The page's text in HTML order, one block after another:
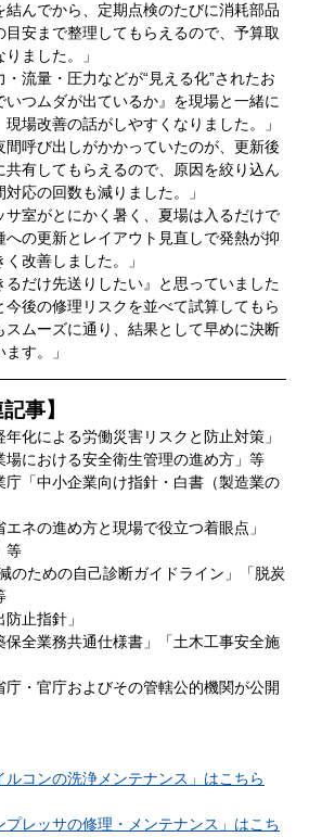
結んでから、定期点検のたびに消耗部品
安まで整理してもらえるので、予算取
ました。」
・流量・圧力などが“見える化”されたお
つムダが出ているか』を現場と一緒に
場改善の話がしやすくなりました。」
間呼び出しがかかっていたのが、更新後
共有してもらえるので、原因を絞り込ん
応の回数も減りました。」
サ室がとにかく暑く、夏場は入るだけで
の更新とレイアウト見直しで発熱が抑
改善しました。」
るだけ先送りしたい』と思っていました
後の修理リスクを並べて試算してもら
スムーズに通り、結果として早めに決断
す。」
事】
年化による労働災害リスクと防止対策」
場における安全衛生管理の進め方」等
庁「中小企業向け指針・白書（製造業の
エネの進め方と現場で役立つ着眼点」
等
のための自己診断ガイドライン」「脱炭
止指針」
保全業務共通仕様書」「土木工事安全施
庁・官庁およびその管轄公的機関が公開
ルコンの洗浄メンテナンス」はこちら
プレッサの修理・メンテナンス」はこち